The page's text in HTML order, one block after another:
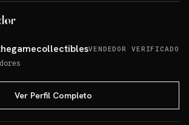
VENDEDOR VERIFICADO
Ver Perfil Completo